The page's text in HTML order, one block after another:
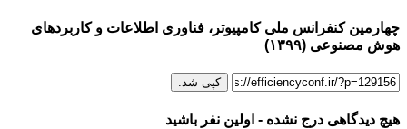
چهارمین کنفرانس ملی کامپیوتر، فناوری اطلاعات و کاربردهای
هوش مصنوعی (۱۳۹۹)
کپی شد.
هیچ دیدگاهی درج نشده - اولین نفر باشید